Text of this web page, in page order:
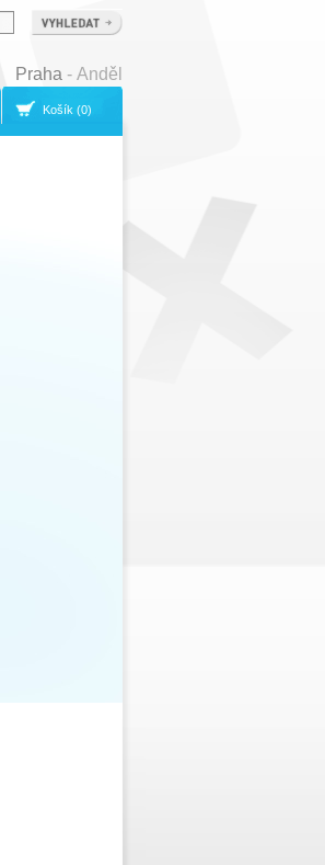
Praha - Anděl
Košík (0)